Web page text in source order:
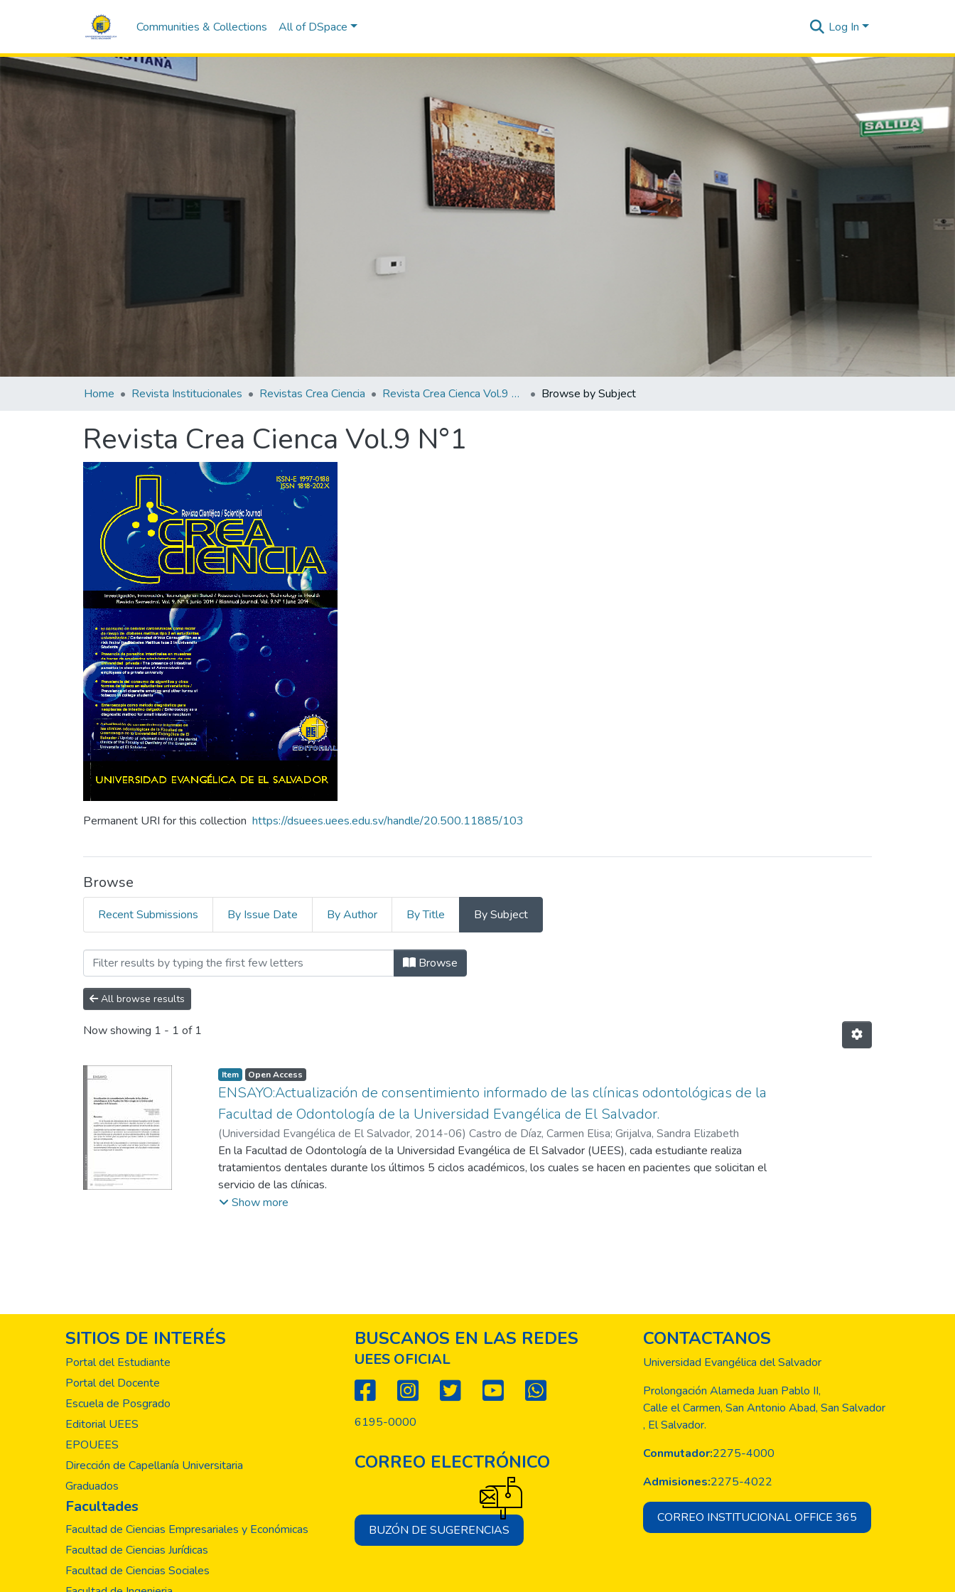
Communities & Collections All of DSpace Log In
Home Revista Institucionales Revistas Crea Ciencia Revista Crea Cienca Vol.9 N°1 Browse by Subject
Revista Crea Cienca Vol.9 N°1
Permanent URI for this collection https://dsuees.uees.edu.sv/handle/20.500.11885/103
Browse
Recent Submissions By Issue Date By Author By Title By Subject
Browsing Revista Crea Cienca Vol.9 N°1 by Subject "Clínicas Odontológicas"
Browse
All browse results
Now showing 1 - 1 of 1
Item Open Access
ENSAYO:Actualización de consentimiento informado de las clínicas odontológicas de la
Facultad de Odontología de la Universidad Evangélica de El Salvador.
(Universidad Evangélica de El Salvador, 2014-06) Castro de Díaz, Carmen Elisa; Grijalva, Sandra Elizabeth
En la Facultad de Odontología de la Universidad Evangélica de El Salvador (UEES), cada estudiante realiza
tratamientos dentales durante los últimos 5 ciclos académicos, los cuales se hacen en pacientes que solicitan el
servicio de las clínicas.
Cumpliendo con las normas nacionales e internacionales y tomando en cuenta los aspectos importantes en la redacción
Show more
SITIOS DE INTERÉS
Portal del Estudiante
Portal del Docente
Escuela de Posgrado
Editorial UEES
EPOUEES
Dirección de Capellanía Universitaria
Graduados
Facultades
Facultad de Ciencias Empresariales y Económicas
Facultad de Ciencias Jurídicas
Facultad de Ciencias Sociales
BUSCANOS EN LAS REDES
UEES OFICIAL
6195-0000
CORREO ELECTRÓNICO
BUZÓN DE SUGERENCIAS
CONTACTANOS
Universidad Evangélica del Salvador
Prolongación Alameda Juan Pablo II,
Calle el Carmen, San Antonio Abad, San Salvador
, El Salvador.
Conmutador:2275-4000
Admisiones:2275-4022
CORREO INSTITUCIONAL OFFICE 365